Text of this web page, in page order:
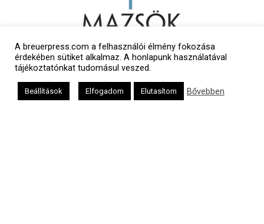
A breuerpress.com a felhasználói élmény fokozása
érdekében sütiket alkalmaz. A honlapunk használatával
tájékoztatónkat tudomásul veszed.
Beállítások Elfogadom Elutasítom Bővebben